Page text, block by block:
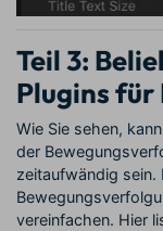
Teil 3:
Plugins für
Wie Sie sehen,
der
zeitaufwändig sein.
vereinfachen. Hier